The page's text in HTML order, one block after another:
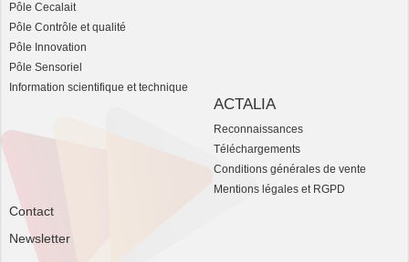
Pôle Cecalait
Pôle Contrôle et qualité
Pôle Innovation
Pôle Sensoriel
Information scientifique et technique
ACTALIA
Reconnaissances
Téléchargements
Conditions générales de vente
Mentions légales et RGPD
Contact
Newsletter